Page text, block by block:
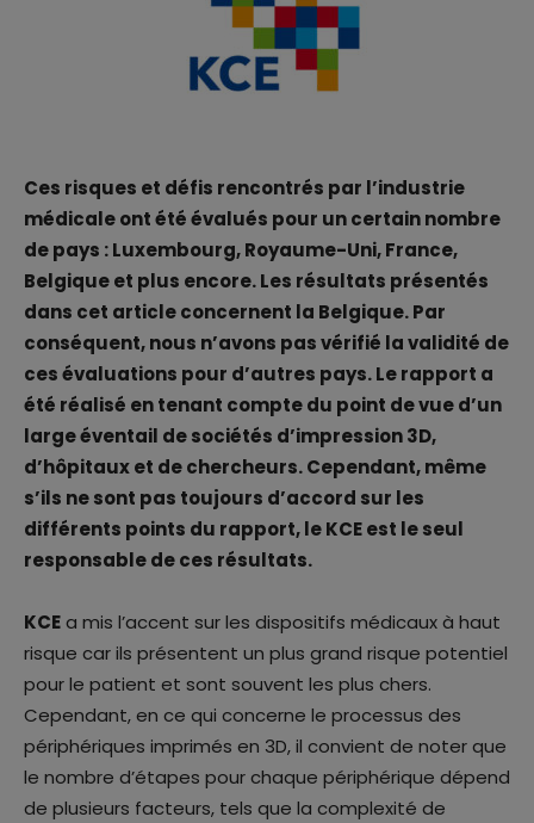
Ces risques et défis rencontrés par l’industrie
médicale ont été évalués pour un certain nombre
de pays : Luxembourg, Royaume-Uni, France,
Belgique et plus encore. Les résultats présentés
dans cet article concernent la Belgique. Par
conséquent, nous n’avons pas vérifié la validité de
ces évaluations pour d’autres pays. Le rapport a
été réalisé en tenant compte du point de vue d’un
large éventail de sociétés d’impression 3D,
d’hôpitaux et de chercheurs. Cependant, même
s’ils ne sont pas toujours d’accord sur les
différents points du rapport, le KCE est le seul
responsable de ces résultats.
KCEa mis l’accent sur les dispositifs médicaux à haut
risque car ils présentent un plus grand risque potentiel
pour le patient et sont souvent les plus chers.
Cependant, en ce qui concerne le processus des
périphériques imprimés en 3D, il convient de noter que
le nombre d’étapes pour chaque périphérique dépend
de plusieurs facteurs, tels que la complexité de